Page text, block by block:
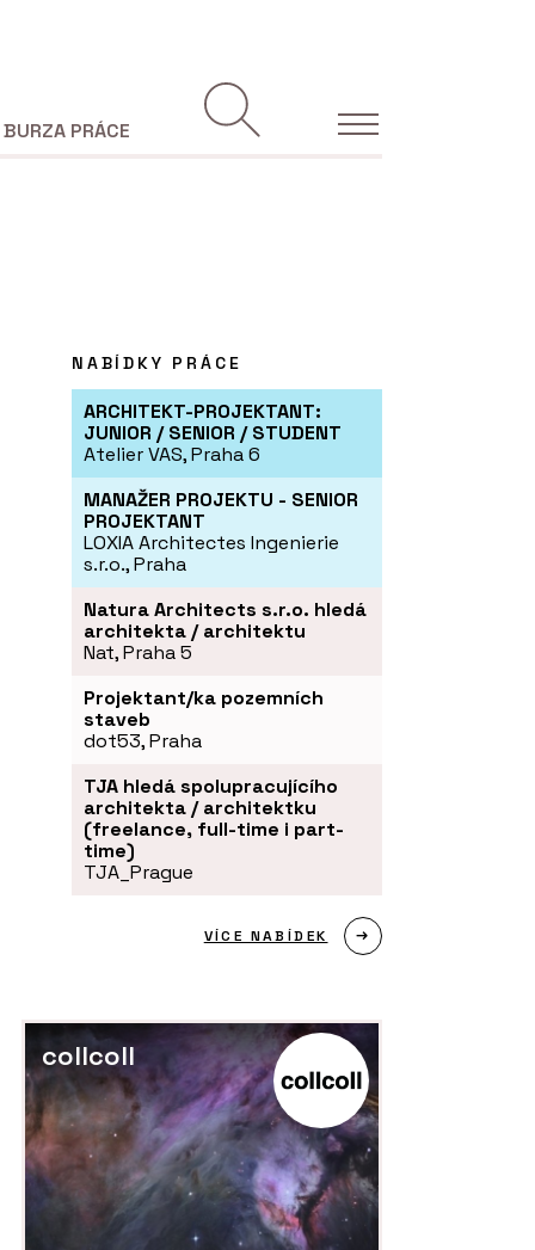
BURZA PRÁCE
NABÍDKY PRÁCE
ARCHITEKT-PROJEKTANT:
JUNIOR / SENIOR / STUDENT
Atelier VAS, Praha 6
MANAŽER PROJEKTU - SENIOR
PROJEKTANT
LOXIA Architectes Ingenierie
s.r.o., Praha
Natura Architects s.r.o. hledá
architekta / architektu
Nat, Praha 5
Projektant/ka pozemních
staveb
dot53, Praha
TJA hledá spolupracujícího
architekta / architektku
(freelance, full-time i part-
time)
TJA_Prague
VÍCE NABÍDEK
collcoll